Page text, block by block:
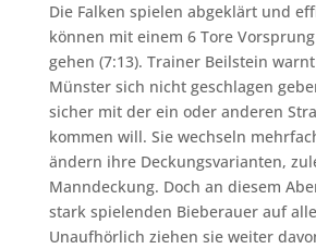
Die Falken spielen abgeklärt und
können mit einem 6 Tore
gehen (7:13). Trainer Beilstein
Münster sich nicht geschlagen
sicher mit der ein oder anderen
kommen will. Sie wechseln
ändern ihre Deckungsvarianten,
Manndeckung. Doch an diesem
stark spielenden Bieberauer auf
Unaufhörlich ziehen sie weiter